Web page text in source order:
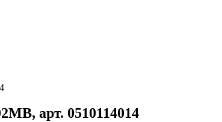
арт. 0510114014